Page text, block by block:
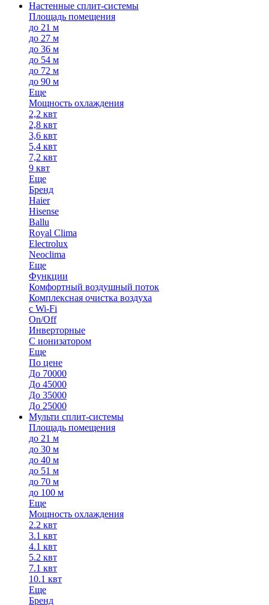
Настенные сплит-системы
Площадь помещения
до 21 м
до 27 м
до 36 м
до 54 м
до 72 м
до 90 м
Еще
Мощность охлаждения
2,2 квт
2,8 квт
3,6 квт
5,4 квт
7,2 квт
9 квт
Еще
Бренд
Haier
Hisense
Ballu
Royal Clima
Electrolux
Neoclima
Еще
Функции
Комфортный воздушный поток
Комплексная очистка воздуха
с Wi-Fi
On/Off
Инверторные
С ионизатором
Еще
По цене
До 70000
До 45000
До 35000
До 25000
Мульти сплит-системы
Площадь помещения
до 21 м
до 30 м
до 40 м
до 51 м
до 70 м
до 100 м
Еще
Мощность охлаждения
2.2 квт
3.1 квт
4.1 квт
5.2 квт
7.1 квт
10.1 квт
Еще
Бренд